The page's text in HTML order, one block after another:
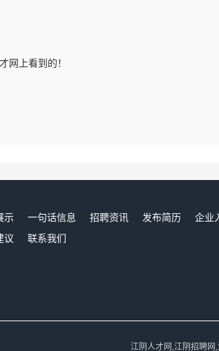
网上看到的！
示 一句话信息 招聘资讯 发布简历 企业
议 联系我们
江阴人才网,江阴招聘网